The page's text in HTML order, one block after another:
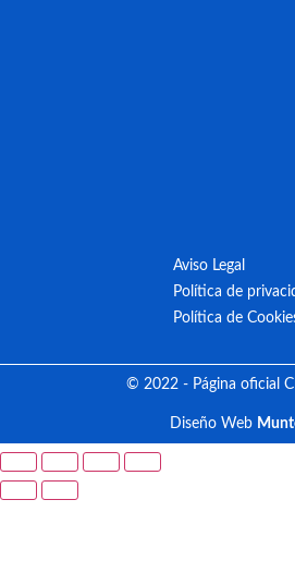
Aviso Legal
Política de
Política de
© 2022 - Página oficial
Diseño Web